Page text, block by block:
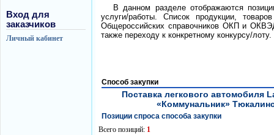
Вход для
заказчиков
Личный кабинет
В данном разделе отображаются
услуги/работы. Список продукции,
Общероссийских справочников ОКП и
также переходу к конкретному конкурсу/лоту.
Способ закупки
Поставка легкового автомобиля
«Коммунальник»
Позиции спроса способа закупки
Всего позиций: 1